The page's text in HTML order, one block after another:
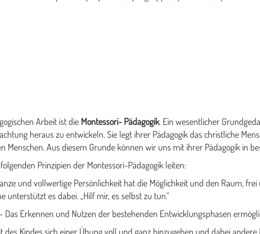
Arbeit ist die Montessori- Pädagogik. Ein wesentlicher
heraus zu entwickeln. Sie legt ihrer Pädagogik das christliche
Menschen. Aus diesem Grunde können wir uns mit ihrer Pädagogik in
Prinzipien der Montessori-Pädagogik leiten:
und vollwertige Persönlichkeit hat die Möglichkeit und den Raum,
es dabei. „Hilf mir, es selbst zu tun.“
Das Erkennen und Nutzen der bestehenden Entwicklungsphasen
des Kindes sich einer Übung voll und ganz hinzugeben und dabei